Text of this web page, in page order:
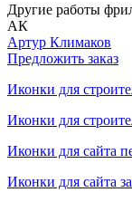
Другие работы
АК
Артур Климаков
Предложить заказ
Иконки для
Иконки для
Иконки для сайта
Иконки для сайта